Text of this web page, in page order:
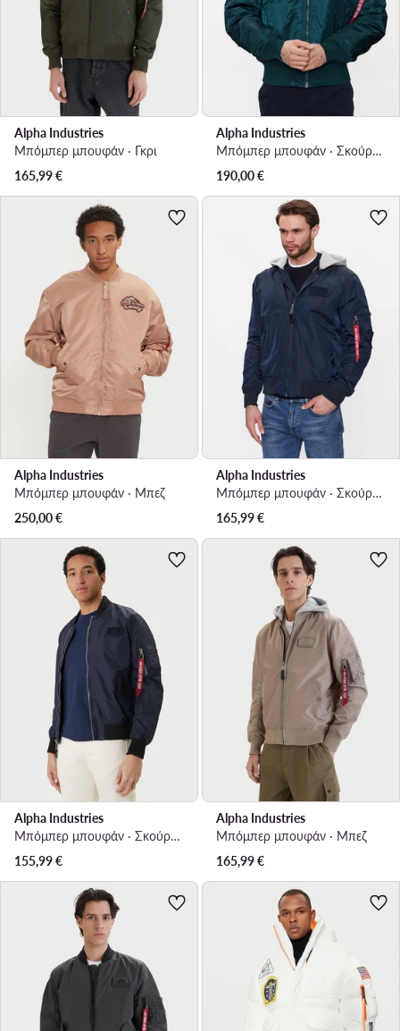
Alpha Industries
Μπόμπερ μπουφάν · Γκρι
165,99€
Alpha Industries
Μπόμπερ μπουφάν · Σκούρο μπλε
190,00€
Alpha Industries
Μπόμπερ μπουφάν · Μπεζ
250,00€
Alpha Industries
Μπόμπερ μπουφάν · Σκούρο μπλε
165,99€
Alpha Industries
Μπόμπερ μπουφάν · Σκούρο μπλε
155,99€
Alpha Industries
Μπόμπερ μπουφάν · Μπεζ
165,99€